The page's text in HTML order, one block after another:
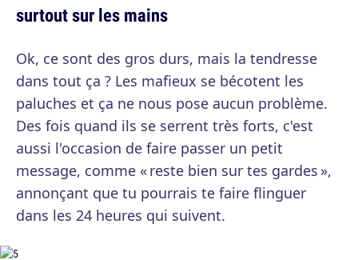
surtout sur les mains
Ok, ce sont des gros durs, mais la tendresse
dans tout ça ? Les mafieux se bécotent les
paluches et ça ne nous pose aucun problème.
Des fois quand ils se serrent très forts, c'est
aussi l'occasion de faire passer un petit
message, comme « reste bien sur tes gardes »,
annonçant que tu pourrais te faire flinguer
dans les 24 heures qui suivent.